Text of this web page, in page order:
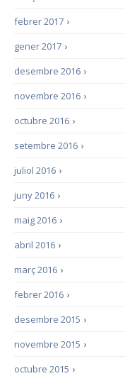
›
febrer 2017
›
gener 2017
›
desembre 2016
›
novembre 2016
›
octubre 2016
›
setembre 2016
›
juliol 2016
›
juny 2016
›
maig 2016
›
abril 2016
›
març 2016
›
febrer 2016
›
desembre 2015
›
novembre 2015
›
octubre 2015